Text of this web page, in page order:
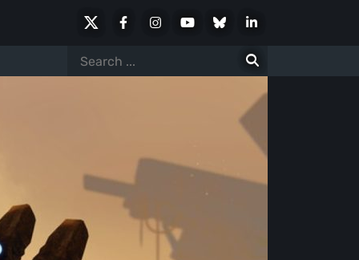
FacebookInstagramYoutubeBlueskyLinkedIn
Search
for: